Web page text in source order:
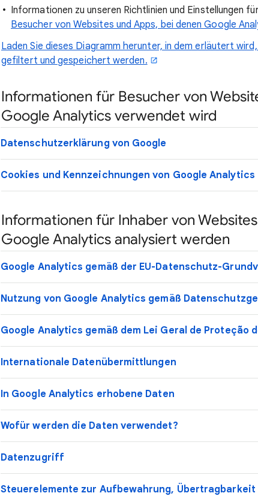
Informationen zu unseren Richtlinien und Einstellungen
Besucher von Websites und Apps, bei denen Google
Laden Sie dieses Diagramm herunter, in dem erläutert
gefiltert und gespeichert werden.
Informationen für Besucher von
Google Analytics verwendet wird
Datenschutzerklärung von Google
Cookies und Kennzeichnungen von Google Analytics
Informationen für Inhaber von
Google Analytics analysiert werden
Google Analytics gemäß der EU-Datenschutz-
Nutzung von Google Analytics gemäß
Google Analytics gemäß dem Lei Geral de Proteção
Internationale Datenübermittlungen
In Google Analytics erhobene Daten
Wofür werden die Daten verwendet?
Datenzugriff
Steuerelemente zur Aufbewahrung, Übertragbarkeit